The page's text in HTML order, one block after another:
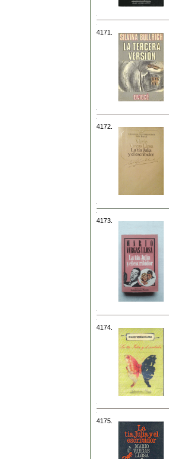
4171.
4172.
4173.
4174.
4175.